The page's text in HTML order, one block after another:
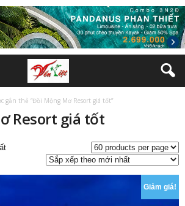
gắn thẻ “Đồi Mộng Mơ Resort giá tốt”
Resort giá tốt
Giảm giá!